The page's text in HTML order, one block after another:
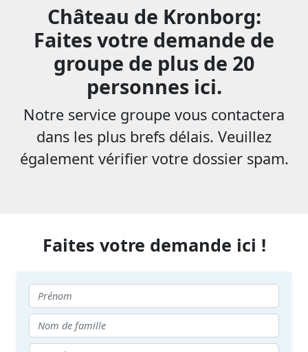
Château de Kronborg:
Faites votre demande de
groupe de plus de 20
personnes ici.
Notre service groupe vous contactera
dans les plus brefs délais. Veuillez
également vérifier votre dossier spam.
Faites votre demande ici !